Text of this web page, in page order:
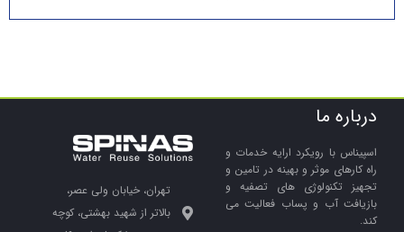
درباره ما
اسپیناس با رویکرد ارایه خدمات و
راه کارهای موثر و بهینه در تامین و
تجهیز تکنولوژی های تصفیه و
بازیافت آب و پساب فعالیت می
کند.
تهران، خیابان ولی عصر،
بالاتر از شهید بهشتی، کوچه